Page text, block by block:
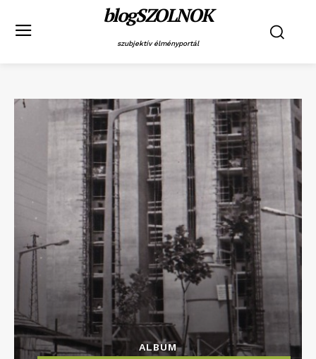
blogSZOLNOK
szubjektív élményportál
ALBUM